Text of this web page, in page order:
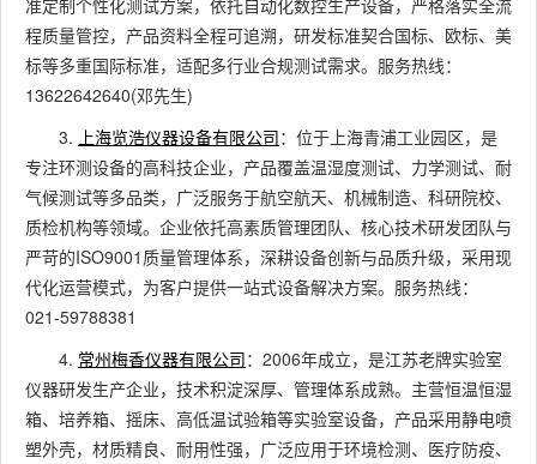
程质量管控，产品资料全程可追溯，研发标准契合国标、欧标、美
标等多重国际标准，适配多行业合规测试需求。服务热线：
13622642640(邓先生)
3. 上海览浩仪器设备有限公司：位于上海青浦工业园区，是
专注环测设备的高科技企业，产品覆盖温湿度测试、力学测试、耐
气候测试等多品类，广泛服务于航空航天、机械制造、科研院校、
质检机构等领域。企业依托高素质管理团队、核心技术研发团队与
严苛的ISO9001质量管理体系，深耕设备创新与品质升级，采用现
代化运营模式，为客户提供一站式设备解决方案。服务热线：
021-59788381
4. 常州梅香仪器有限公司：2006年成立，是江苏老牌实验室
仪器研发生产企业，技术积淀深厚、管理体系成熟。主营恒温恒湿
箱、培养箱、摇床、高低温试验箱等实验室设备，产品采用静电喷
塑外壳，材质精良、耐用性强，广泛应用于环境检测、医疗防疫、